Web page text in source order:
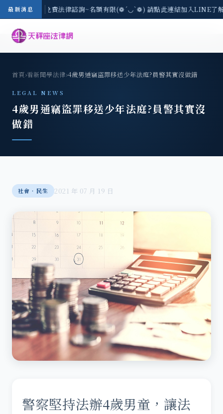
最新消息
8/3(一) 現場免費法律諮詢~名額有限(❁´◡`❁) 請點此連結加入LINE了
首頁›看新聞學法律›4歲男通竊盜罪移送少年法庭?員警其實沒做錯
LEGAL NEWS
4歲男通竊盜罪移送少年法庭?員警其實沒
做錯
社會‧民生 2021 年 07 月 19 日
警察堅持法辦4歲男童，讓法